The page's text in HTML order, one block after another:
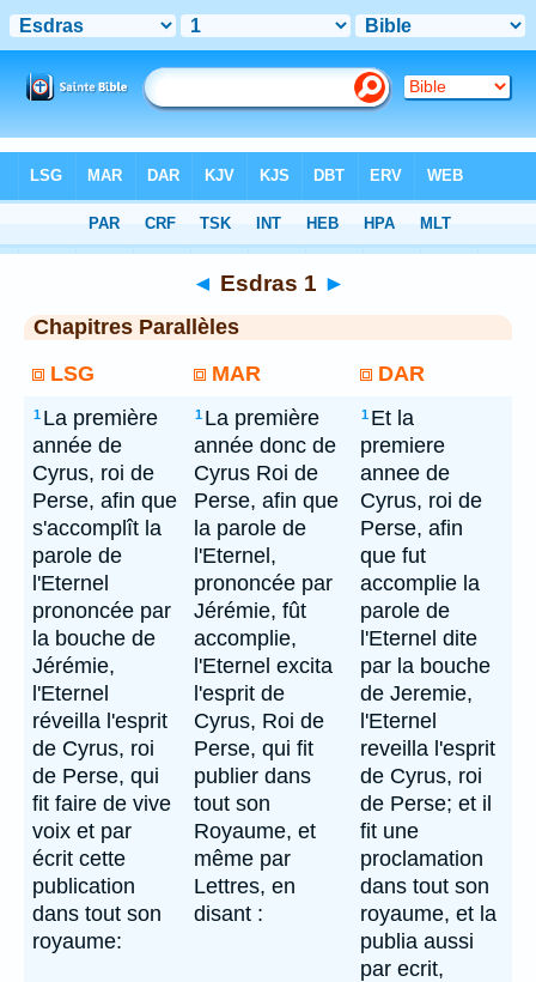
◄ Esdras 1 ►
Chapitres Parallèles
LSG
MAR DAR
1 La première
année de
Cyrus, roi de
Perse, afin que
s'accomplît la
parole de
l'Eternel
prononcée par
la bouche de
Jérémie,
l'Eternel
réveilla l'esprit
de Cyrus, roi
de Perse, qui
fit faire de vive
voix et par
écrit cette
publication
dans tout son
royaume:
1 La première
année donc de
Cyrus Roi de
Perse, afin que
la parole de
l'Eternel,
prononcée par
Jérémie, fût
accomplie,
l'Eternel excita
l'esprit de
Cyrus, Roi de
Perse, qui fit
publier dans
tout son
Royaume, et
même par
Lettres, en
disant :
1 Et la
premiere
annee de
Cyrus, roi de
Perse, afin
que fut
accomplie la
parole de
l'Eternel dite
par la bouche
de Jeremie,
l'Eternel
reveilla l'esprit
de Cyrus, roi
de Perse; et il
fit une
proclamation
dans tout son
royaume, et la
publia aussi
par ecrit,